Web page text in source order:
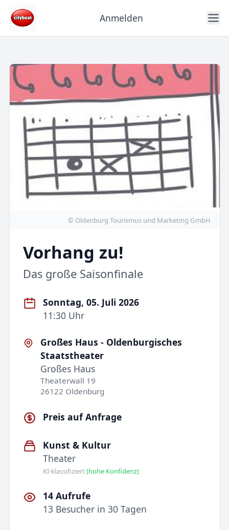
Anmelden
© Oldenburg Tourismus und Marketing GmbH
Vorhang zu!
Das große Saisonfinale
Sonntag, 05. Juli 2026
11:30 Uhr
Großes Haus - Oldenburgisches
Staatstheater
Großes Haus
Theaterwall 19
26122 Oldenburg
Preis auf Anfrage
Kunst & Kultur
Theater
KI-klassifiziert(hohe Konfidenz)
14 Aufrufe
13 Besucher in 30 Tagen